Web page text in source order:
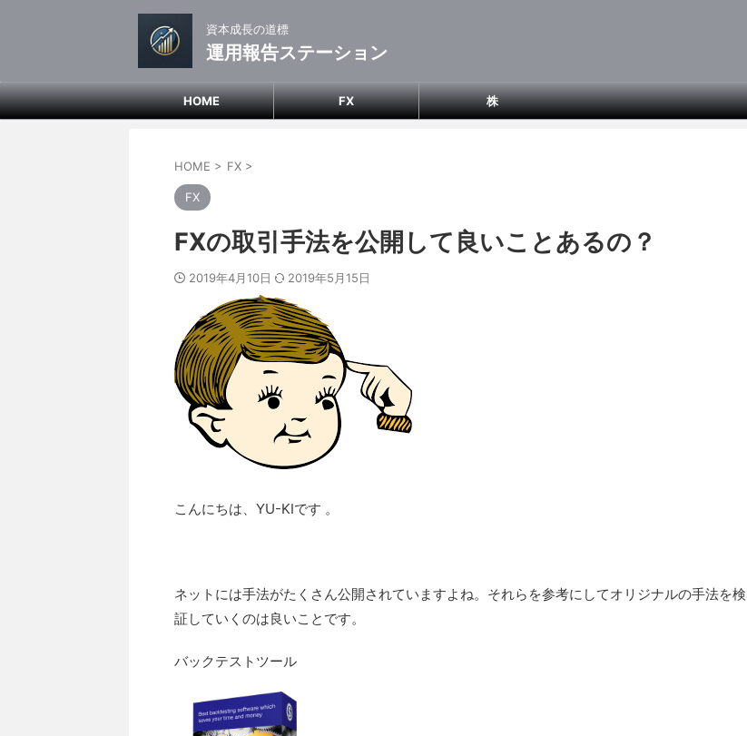
資本成長の道標
運用報告ステーション
HOME FX 株
HOME > FX >
FX
FXの取引手法を公開して良いことあるの？
2019年4月10日 2019年5月15日
こんにちは、YU-KIです 。
ネットには手法がたくさん公開されていますよね。それらを参考にしてオリジナルの手法を検
証していくのは良いことです。
バックテストツール